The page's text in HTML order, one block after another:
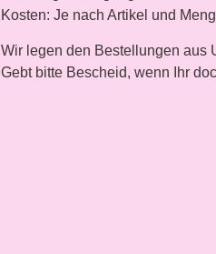
Kosten: Je nach Artikel und
Wir legen den Bestellungen aus
Gebt bitte Bescheid, wenn Ihr